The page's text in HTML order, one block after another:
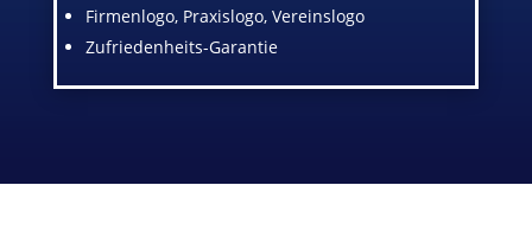
Firmenlogo, Praxislogo, Vereinslogo
Zufriedenheits-Garantie